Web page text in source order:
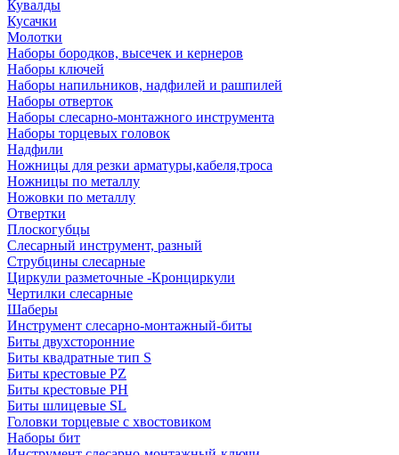
Кувалды
Кусачки
Молотки
Наборы бородков, высечек и кернеров
Наборы ключей
Наборы напильников, надфилей и рашпилей
Наборы отверток
Наборы слесарно-монтажного инструмента
Наборы торцевых головок
Надфили
Ножницы для резки арматуры,кабеля,троса
Ножницы по металлу
Ножовки по металлу
Отвертки
Плоскогубцы
Слесарный инструмент, разный
Струбцины слесарные
Циркули разметочные -Кронциркули
Чертилки слесарные
Шаберы
Инструмент слесарно-монтажный-биты
Биты двухсторонние
Биты квадратные тип S
Биты крестовые РZ
Биты крестовые РН
Биты шлицевые SL
Головки торцевые с хвостовиком
Наборы бит